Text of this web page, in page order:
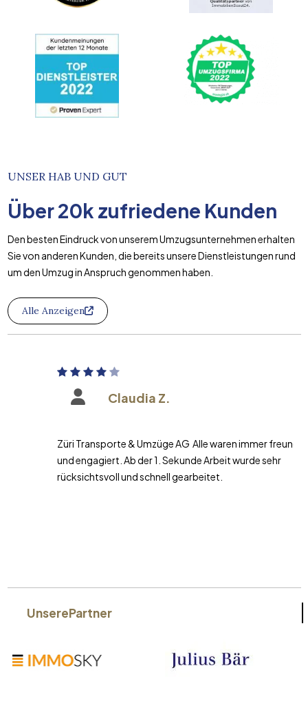
UNSER HAB UND GUT
Über20k zufriedene Kunden
Den besten Eindruck von unserem Umzugsunternehmen erhalten
Sie von anderen Kunden, die bereits unsere Dienstleistungen rund
um den Umzug in Anspruch genommen haben.
Alle Anzeigen
Claudia Z.
Züri Transporte & Umzüge AG Alle waren immer freundlich
und engagiert. Ab der 1. Sekunde Arbeit wurde sehr
rücksichtsvoll und schnell gearbeitet.
UnserePartner